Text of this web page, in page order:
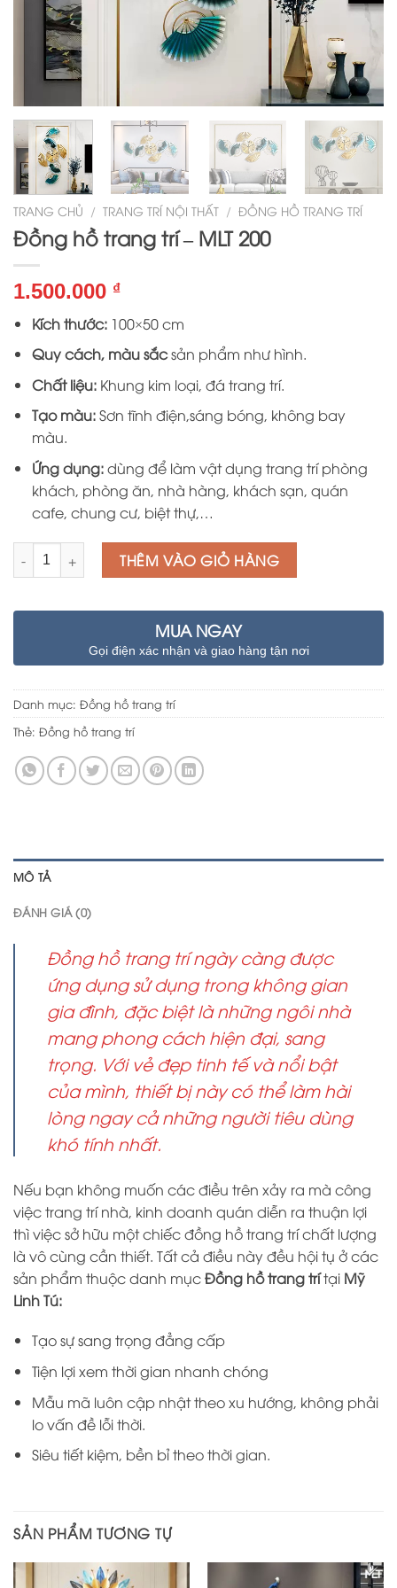
TRANG CHỦ / TRANG TRÍ NỘI THẤT / ĐỒNG HỒ TRANG TRÍ
Đồng hồ trang trí – MLT 200
1.500.000 ₫
Kích thước:100×50 cm
Quy cách, màu sắcsản phẩm như hình.
Chất liệu:Khung kim loại, đá trang trí.
Tạo màu:Sơn tĩnh điện,sáng bóng, không bay
màu.
Ứng dụng:dùng để làm vật dụng trang trí phòng
khách, phòng ăn, nhà hàng, khách sạn, quán
cafe, chung cư, biệt thự,…
Số lượng THÊM VÀO GIỎ HÀNG
MUA NGAY
Gọi điện xác nhận và giao hàng tận nơi
Danh mục: Đồng hồ trang trí
Thẻ: Đồng hồ trang trí
MÔ TẢ
ĐÁNH GIÁ (0)
Đồng hồ trang trí ngày càng được
ứng dụng sử dụng trong không gian
gia đình, đặc biệt là những ngôi nhà
mang phong cách hiện đại, sang
trọng. Với vẻ đẹp tinh tế và nổi bật
của mình, thiết bị này có thể làm hài
lòng ngay cả những người tiêu dùng
khó tính nhất.
Nếu bạn không muốn các điều trên xảy ra mà công
việc trang trí nhà, kinh doanh quán diễn ra thuận lợi
thì việc sở hữu một chiếc đồng hồ trang trí chất lượng
là vô cùng cần thiết. Tất cả điều này đều hội tụ ở các
sản phẩm thuộc danh mụcĐồng hồ trang trítại Mỹ
Linh Tú:
Tạo sự sang trọng đẳng cấp
Tiện lợi xem thời gian nhanh chóng
Mẫu mã luôn cập nhật theo xu hướng, không phải
lo vấn đề lỗi thời.
Siêu tiết kiệm, bền bỉ theo thời gian.
SẢN PHẨM TƯƠNG TỰ